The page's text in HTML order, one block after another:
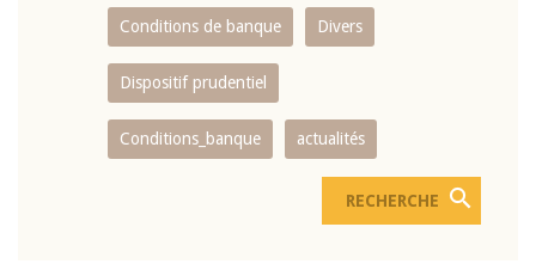
Conditions de banque Divers
Dispositif prudentiel
Conditions_banque actualités